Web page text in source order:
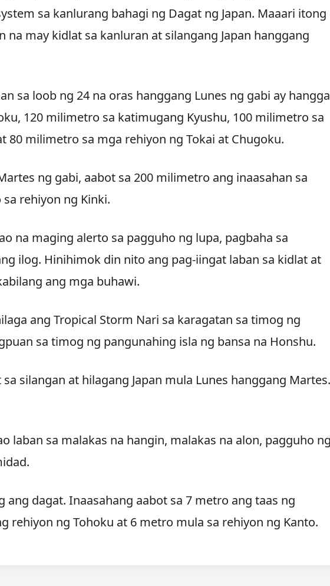
sa kanlurang bahagi ng Dagat ng Japan. Maaari itong
na may kidlat sa kanluran at silangang Japan hanggang
sa loob ng 24 na oras hanggang Lunes ng gabi ay
120 milimetro sa katimugang Kyushu, 100 milimetro sa
80 milimetro sa mga rehiyon ng Tokai at Chugoku.
ng gabi, aabot sa 200 milimetro ang inaasahan sa
rehiyon ng Kinki.
na maging alerto sa pagguho ng lupa, pagbaha sa
ilog. Hinihimok din nito ang pag-iingat laban sa kidlat at
ang mga buhawi.
ang Tropical Storm Nari sa karagatan sa timog ng
sa timog ng pangunahing isla ng bansa na Honshu.
silangan at hilagang Japan mula Lunes hanggang Martes.
laban sa malakas na hangin, malakas na alon, pagguho
dagat. Inaasahang aabot sa 7 metro ang taas ng
rehiyon ng Tohoku at 6 metro mula sa rehiyon ng Kanto.